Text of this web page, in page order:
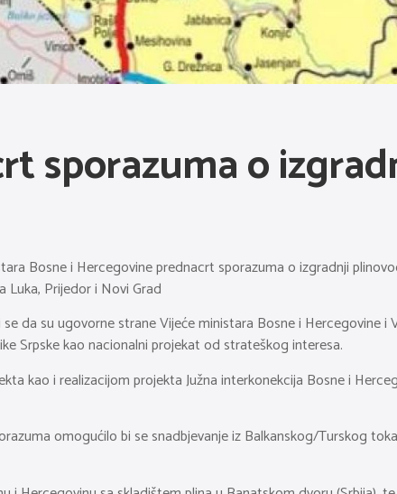
sporazuma o
Bosne i Hercegovine prednacrt sporazuma o izgradnji
Luka, Prijedor i Novi Grad
da su ugovorne strane Vijeće ministara Bosne i Hercegovine
Srpske kao nacionalni projekat od strateškog interesa.
kao i realizacijom projekta Južna interkonekcija Bosne i
omogućilo bi se snadbjevanje iz Balkanskog/Turskog